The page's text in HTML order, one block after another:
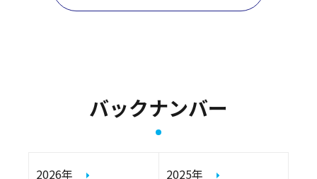
バックナンバー
2026年 2025年